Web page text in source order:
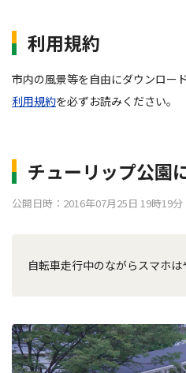
利用規約
市内の風景等を自由にダウンロー
利用規約を必ずお読みください。
チューリップ公園
公開日時：2016年07月25日 19時19分
自転車走行中のながらスマホは